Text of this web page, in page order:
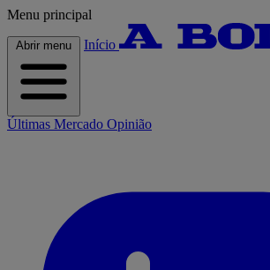
Menu principal
Abrir menu Início
Últimas Mercado Opinião